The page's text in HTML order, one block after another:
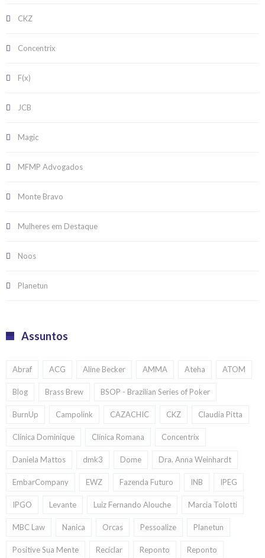
CKZ
Concentrix
F(x)
JCB
Magic
MFMP Advogados
Monte Bravo
Mulheres em Destaque
Noos
Planetun
Assuntos
Abraf ACG Aline Becker AMMA Ateha ATOM
Blog Brass Brew BSOP - Brazilian Series of Poker
BurnUp Campolink CAZACHIC CKZ Claudia Pitta
Clínica Dominique Clínica Romana Concentrix
Daniela Mattos dmk3 Dome Dra. Anna Weinhardt
EmbarCompany EWZ Fazenda Futuro INB IPEG
IPGO Levante Luiz Fernando Alouche Marcia Tolotti
MBC Law Nanica Orcas Pessoalize Planetun
Positive Sua Mente Reciclar Reponto Reponto